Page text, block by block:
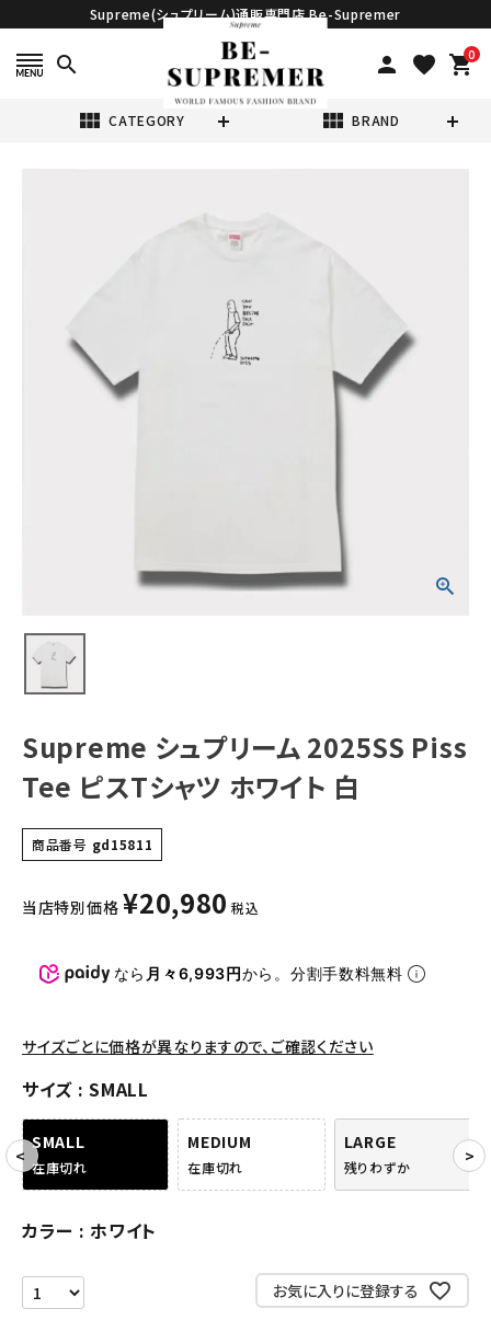
Supreme(シュプリーム)通販専門店 Be-Supremer
search person favorite 0
shopping_cart
view_module CATEGORY view_module BRAND
Tシャツ・ロングスリーブ
パーカー・トレーナー
キャップ・ハット
バックパック・リュック
その他バッグ類
パンツ・ショーツ
COLLABORATION BRAND
SEASON
CONTENTS
ようこそ ゲスト 様
Supreme シュプリーム 2025SS Piss
Tee ピスTシャツ ホワイト 白
商品番号 gd15811
当店特別価格 ¥20,980 税込
なら 月々6,993円から。分割手数料無料
サイズごとに価格が異なりますので、ご確認ください
サイズ SMALL
SMALL
在庫切れ
MEDIUM
在庫切れ
LARGE
残りわずか
カラー ホワイト
お気に入りに登録する